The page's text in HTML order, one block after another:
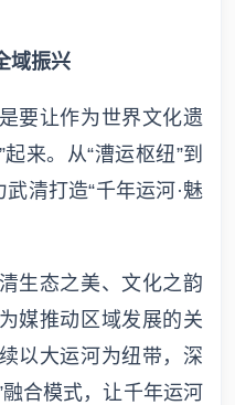
域振兴
要让作为世界文化遗
来。从“漕运枢纽”到
清打造“千年运河·魅
生态之美、文化之韵
媒推动区域发展的关
以大运河为纽带，深
合模式，让千年运河